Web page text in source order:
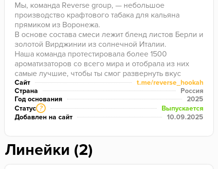
Мы, команда Reverse group, — небольшое
производство крафтового табака для кальяна
прямиком из Воронежа.
В основе состава смеси лежит бленд листов Берли и
золотой Вирджинии из солнечной Италии.
Наша команда протестировала более 1500
ароматизаторов со всего мира и отобрала из них
самые лучшие, чтобы ты смог развернуть вкус
нашего продукта на 180 градусов.
Мы используем инвертный сироп, произведённый
по собственной технологии.
Сайт
t.me/reverse_hookah
Страна
Россия
Год основания
2025
Статус ?
Выпускается
Добавлен на сайт
10.09.2025
Линейки (2)